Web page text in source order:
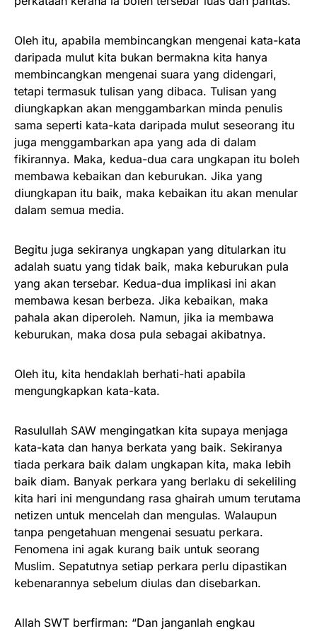
Oleh itu, apabila membincangkan mengenai kata-kata
daripada mulut kita bukan bermakna kita hanya
membincangkan mengenai suara yang didengari,
tetapi termasuk tulisan yang dibaca. Tulisan yang
diungkapkan akan menggambarkan minda penulis
sama seperti kata-kata daripada mulut seseorang itu
juga menggambarkan apa yang ada di dalam
fikirannya. Maka, kedua-dua cara ungkapan itu boleh
membawa kebaikan dan keburukan. Jika yang
diungkapan itu baik, maka kebaikan itu akan menular
dalam semua media.
Begitu juga sekiranya ungkapan yang ditularkan itu
adalah suatu yang tidak baik, maka keburukan pula
yang akan tersebar. Kedua-dua implikasi ini akan
membawa kesan berbeza. Jika kebaikan, maka
pahala akan diperoleh. Namun, jika ia membawa
keburukan, maka dosa pula sebagai akibatnya.
Oleh itu, kita hendaklah berhati-hati apabila
mengungkapkan kata-kata.
Rasulullah SAW mengingatkan kita supaya menjaga
kata-kata dan hanya berkata yang baik. Sekiranya
tiada perkara baik dalam ungkapan kita, maka lebih
baik diam. Banyak perkara yang berlaku di sekeliling
kita hari ini mengundang rasa ghairah umum terutama
netizen untuk mencelah dan mengulas. Walaupun
tanpa pengetahuan mengenai sesuatu perkara.
Fenomena ini agak kurang baik untuk seorang
Muslim. Sepatutnya setiap perkara perlu dipastikan
kebenarannya sebelum diulas dan disebarkan.
Allah SWT berfirman: “Dan janganlah engkau